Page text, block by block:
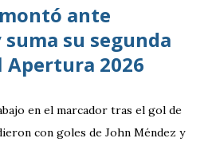
ante
su segunda
2026
en el marcador tras el gol de
con goles de John Méndez y